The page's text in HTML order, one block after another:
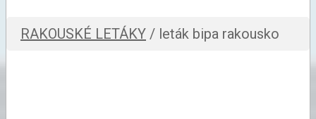
RAKOUSKÉ LETÁKY / leták bipa rakousko